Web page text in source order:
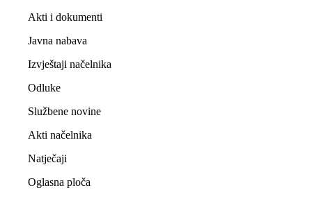
Akti i dokumenti
Javna nabava
Izvještaji načelnika
Odluke
Službene novine
Akti načelnika
Natječaji
Oglasna ploča